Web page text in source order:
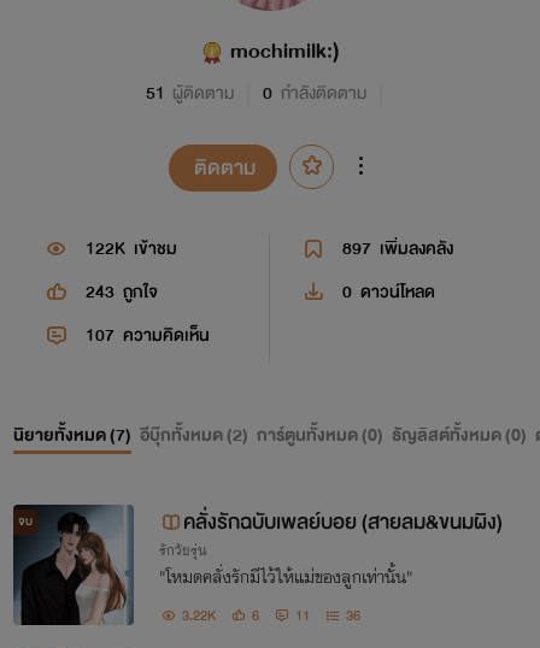
mochimilk:)
51 ผู้ติดตาม 0 กำลังติดตาม
ติดตาม
122K เข้าชม 897 เพิ่มลงคลัง
243 ถูกใจ 0 ดาวน์โหลด
107 ความคิดเห็น
นิยายทั้งหมด (7) อีบุ๊กทั้งหมด (2) การ์ตูนทั้งหมด (0) ธัญลิสต์ทั้งหมด (0)
จบ คลั่งรักฉบับเพลย์บอย (สายลม&ขนมผิง)
รักวัยรุ่น
"โหมดคลั่งรักมีไว้ให้แม่ของลูกเท่านั้น"
3.22K 6 11 36